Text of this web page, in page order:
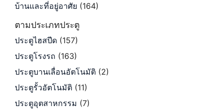
บ้านและที่อยู่อาศัย (164)
ตามประเภทประตู
ประตูไฮสปีด (157)
ประตูโรงรถ (163)
ประตูบานเลื่อนอัตโนมัติ (2)
ประตูรั้วอัตโนมัติ (11)
ประตูอุตสาหกรรม (7)